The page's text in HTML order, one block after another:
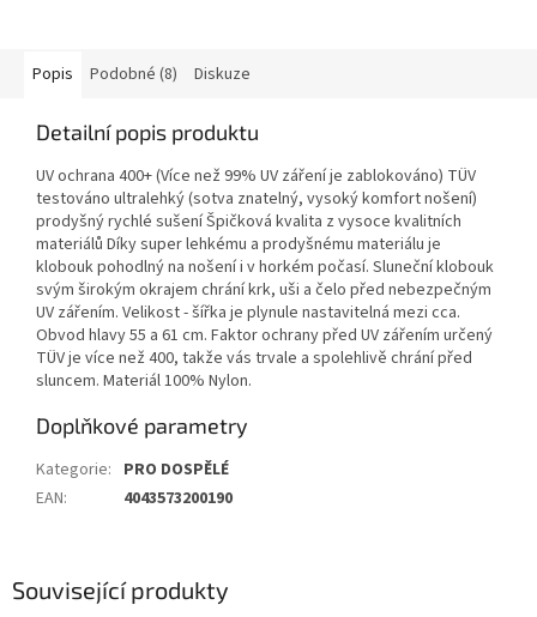
Související produkty
Popis Podobné (8) Diskuze
Detailní popis produktu
UV ochrana 400+ (Více než 99% UV záření je zablokováno) TÜV
testováno ultralehký (sotva znatelný, vysoký komfort nošení)
prodyšný rychlé sušení Špičková kvalita z vysoce kvalitních
materiálů Díky super lehkému a prodyšnému materiálu je
klobouk pohodlný na nošení i v horkém počasí. Sluneční klobouk
svým širokým okrajem chrání krk, uši a čelo před nebezpečným
UV zářením. Velikost - šířka je plynule nastavitelná mezi cca.
Obvod hlavy 55 a 61 cm. Faktor ochrany před UV zářením určený
TÜV je více než 400, takže vás trvale a spolehlivě chrání před
sluncem. Materiál 100% Nylon.
Doplňkové parametry
Kategorie: PRO DOSPĚLÉ
EAN: 4043573200190